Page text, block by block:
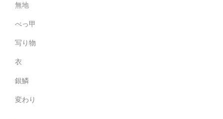
無地
べっ甲
写り物
衣
銀鱗
変わり